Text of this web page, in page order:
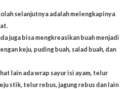
selanjutnya adalah melengkapinya
juga bisa mengkreasikan buah menjadi
keju, puding buah, salad buah, dan
lain ada wrap sayur isi ayam, telur
stik, telur rebus, jagung rebus dan lain